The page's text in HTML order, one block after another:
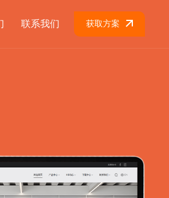
获取方案
联系我们